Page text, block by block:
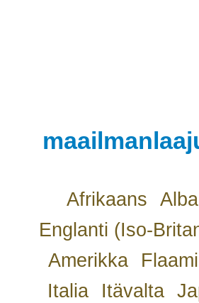
Afrikaans
Englanti (Iso-
Amerikka
Flaami
Italia
Itävalta